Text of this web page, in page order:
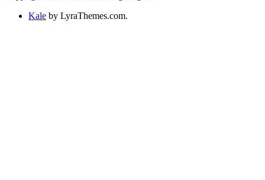
Kale by LyraThemes.com.